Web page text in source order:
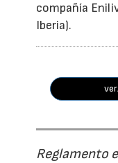
compañía
Iberia).
Reglamento